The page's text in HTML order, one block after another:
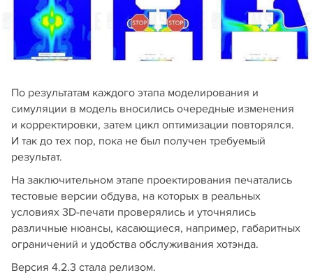
По результатам каждого этапа моделирования и
симуляции в модель вносились очередные изменения
и корректировки, затем цикл оптимизации повторялся.
И так до тех пор, пока не был получен требуемый
результат.
На заключительном этапе проектирования печатались
тестовые версии обдува, на которых в реальных
условиях 3D-печати проверялись и уточнялись
различные нюансы, касающиеся, например, габаритных
ограничений и удобства обслуживания хотэнда.
Версия 4.2.3 стала релизом.